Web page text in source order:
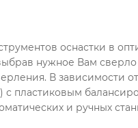
оснастки в
нужное Вам
В зависимости
с пластиковым
и ручных